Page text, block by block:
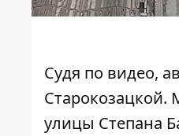
Судя по видео,
Старокозацкой.
улицы Степана